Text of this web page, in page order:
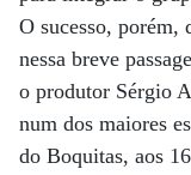
O sucesso, porém,
nessa breve
o produtor Sérgio
num dos maiores
do Boquitas, aos